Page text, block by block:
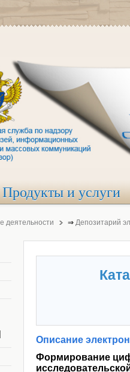
Продукты и услуги
деятельности ⇒ Депозитарий
Описание
Формирование